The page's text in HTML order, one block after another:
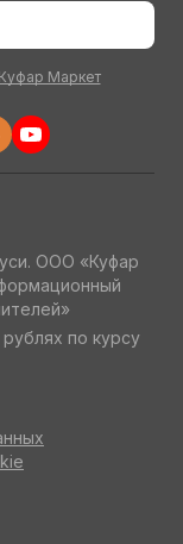
Маркет
ООО «Куфар
по курсу